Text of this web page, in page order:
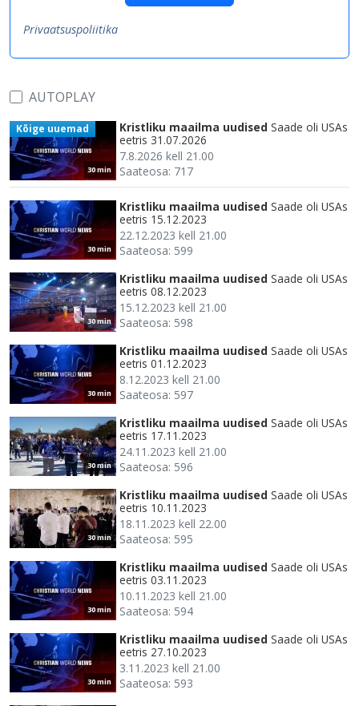
Privaatsuspoliitika
AUTOPLAY
30 min
Kõige uuemad Kristliku maailma uudised Saade oli USAs
eetris 31.07.2026
7.8.2026 kell 21.00
Saateosa: 717
30 min
Kristliku maailma uudised Saade oli USAs
eetris 15.12.2023
22.12.2023 kell 21.00
Saateosa: 599
30 min
Kristliku maailma uudised Saade oli USAs
eetris 08.12.2023
15.12.2023 kell 21.00
Saateosa: 598
30 min
Kristliku maailma uudised Saade oli USAs
eetris 01.12.2023
8.12.2023 kell 21.00
Saateosa: 597
30 min
Kristliku maailma uudised Saade oli USAs
eetris 17.11.2023
24.11.2023 kell 21.00
Saateosa: 596
30 min
Kristliku maailma uudised Saade oli USAs
eetris 10.11.2023
18.11.2023 kell 22.00
Saateosa: 595
30 min
Kristliku maailma uudised Saade oli USAs
eetris 03.11.2023
10.11.2023 kell 21.00
Saateosa: 594
30 min
Kristliku maailma uudised Saade oli USAs
eetris 27.10.2023
3.11.2023 kell 21.00
Saateosa: 593